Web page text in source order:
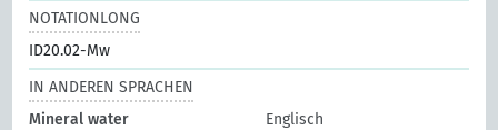
NOTATIONLONG
ID20.02-Mw
IN ANDEREN SPRACHEN
Mineral water
Englisch